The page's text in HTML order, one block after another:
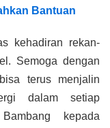
Bantuan
kehadiran rekan-
Semoga dengan
terus menjalin
dalam setiap
kepada